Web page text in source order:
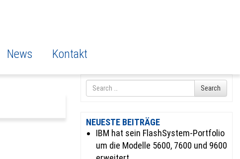
News Kontakt
Search
for
Search
NEUESTE BEITRÄGE
IBM hat sein FlashSystem-Portfolio
um die Modelle 5600, 7600 und 9600